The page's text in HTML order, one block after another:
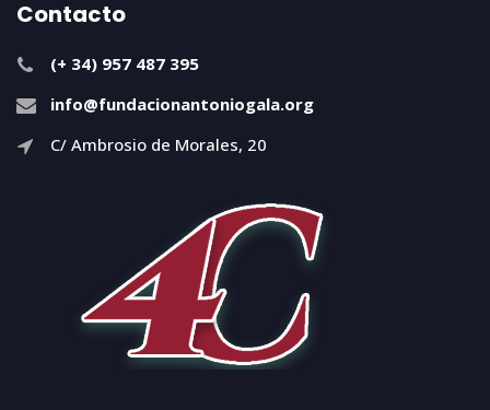
Contacto
(+ 34) 957 487 395
info@fundacionantoniogala.org
C/ Ambrosio de Morales, 20